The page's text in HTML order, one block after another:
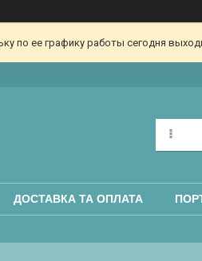
по ее графику работы сегодня
ДОСТАВКА ТА ОПЛАТА